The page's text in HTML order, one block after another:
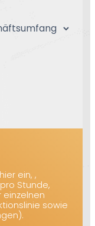
ein, ,
Stunde,
einzelnen
sowie